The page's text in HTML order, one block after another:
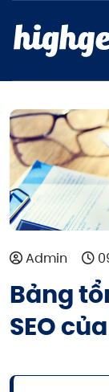
Admin
Bảng
SEO